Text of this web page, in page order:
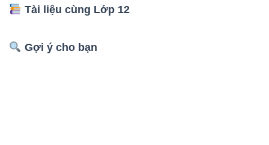
Tài liệu cùng Lớp 12
Gợi ý cho bạn